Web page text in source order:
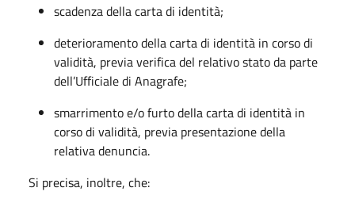
scadenza della carta di identità;
deterioramento della carta di identità in corso di
validità, previa verifica del relativo stato da parte
dell’Ufficiale di Anagrafe;
smarrimento e/o furto della carta di identità in
corso di validità, previa presentazione della
relativa denuncia.
Si precisa, inoltre, che: